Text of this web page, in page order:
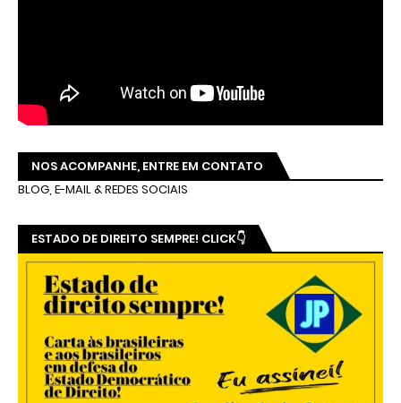
NOS ACOMPANHE, ENTRE EM CONTATO
BLOG, E-MAIL & REDES SOCIAIS
ESTADO DE DIREITO SEMPRE! CLICK👇